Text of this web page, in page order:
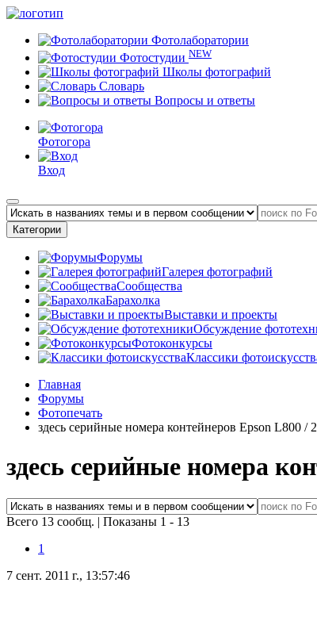
Фотолаборатории
Фотостудии NEW
Школы фотографий
Словарь
Вопросы и ответы
Фотогора
Вход
Категории
Форумы
Галерея фотографий
Сообщества
Барахолка
Выставки и проекты
Обсуждение
Фотоконкурсы
Классики
Главная
Форумы
Фотопечать
здесь серийные номера контейнеров Epson L800 /
здесь серийные номера
Всего 13 сообщ. | Показаны 1 - 13
1
7 сент. 2011 г., 13:57:46